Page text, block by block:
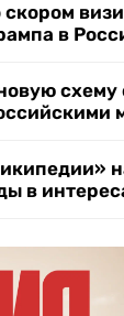
скором
в
схему
в